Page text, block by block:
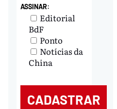
ASSINAR:
Editorial
BdF
Ponto
Notícias da
China